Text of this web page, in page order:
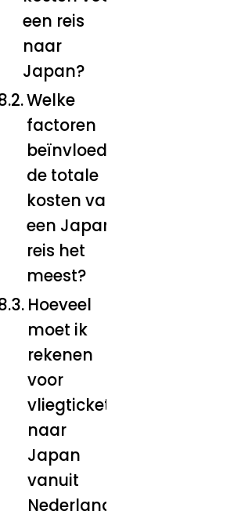
een reis
naar
Japan?
Welke
factoren
beïnvloeden
de totale
kosten van
een Japan-
reis het
meest?
Hoeveel
moet ik
rekenen
voor
vliegtickets
naar
Japan
vanuit
Nederland?